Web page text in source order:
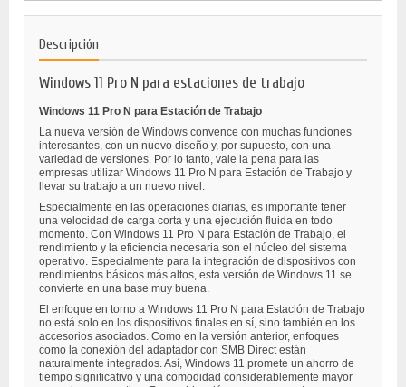
Descripción
Windows 11 Pro N para estaciones de trabajo
Windows 11 Pro N para Estación de Trabajo
La nueva versión de Windows convence con muchas funciones
interesantes, con un nuevo diseño y, por supuesto, con una
variedad de versiones. Por lo tanto, vale la pena para las
empresas utilizar Windows 11 Pro N para Estación de Trabajo y
llevar su trabajo a un nuevo nivel.
Especialmente en las operaciones diarias, es importante tener
una velocidad de carga corta y una ejecución fluida en todo
momento. Con Windows 11 Pro N para Estación de Trabajo, el
rendimiento y la eficiencia necesaria son el núcleo del sistema
operativo. Especialmente para la integración de dispositivos con
rendimientos básicos más altos, esta versión de Windows 11 se
convierte en una base muy buena.
El enfoque en torno a Windows 11 Pro N para Estación de Trabajo
no está solo en los dispositivos finales en sí, sino también en los
accesorios asociados. Como en la versión anterior, enfoques
como la conexión del adaptador con SMB Direct están
naturalmente integrados. Así, Windows 11 promete un ahorro de
tiempo significativo y una comodidad considerablemente mayor